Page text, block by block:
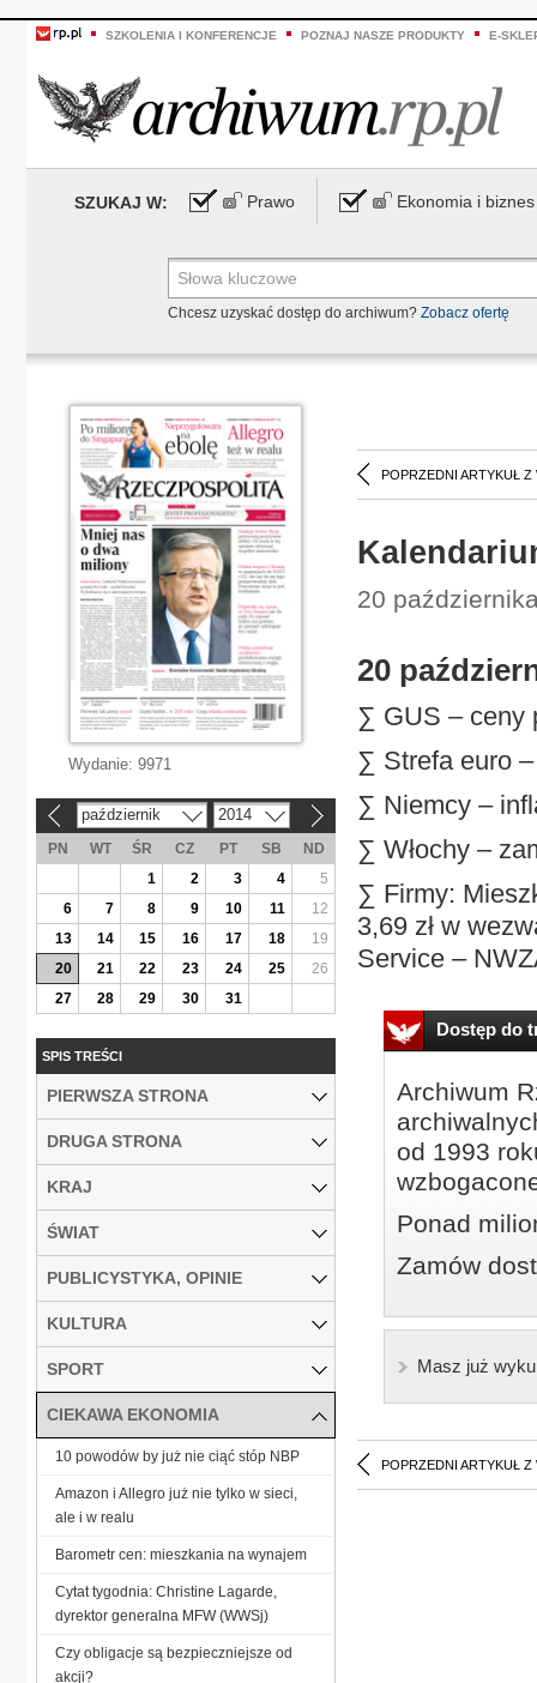
SZKOLENIA I KONFERENCJE POZNAJ NASZE PRODUKTY E-
SZUKAJ W: Prawo Ekonomia i biznes
Chcesz uzyskać dostęp do archiwum? Zobacz ofertę
POPRZEDNI ARTYKUŁ Z
20
20
∑ GUS – ceny
∑ Strefa euro
∑ Niemcy –
∑ Włochy –
∑ Firmy:
3,69 zł w
Service –
Dostęp do
Archiwum
od 1993
Ponad
Zamów
Masz już
POPRZEDNI ARTYKUŁ Z
Wydanie: 9971
październik 2014
PN WT ŚR CZ PT SB
ND
1
2 3 4
5
6
7 8 9 10 11
12
13
14 15 16 17 18
19
20
21 22 23 24 25
26
27
28 29 30 31
SPIS TREŚCI
PIERWSZA STRONA
DRUGA STRONA
KRAJ
ŚWIAT
PUBLICYSTYKA, OPINIE
KULTURA
SPORT
CIEKAWA EKONOMIA
10 powodów by już nie ciąć stóp NBP
Amazon i Allegro już nie tylko w sieci,
ale i w realu
Barometr cen: mieszkania na wynajem
Cytat tygodnia: Christine Lagarde,
dyrektor generalna MFW (WWSj)
Czy obligacje są bezpieczniejsze od
akcji?